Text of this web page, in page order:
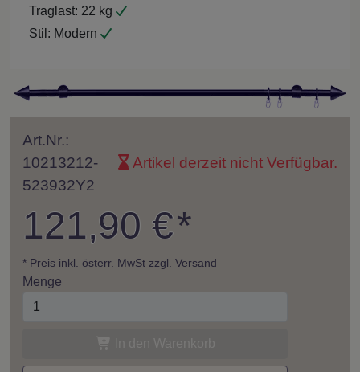
Traglast: 22 kg
Stil: Modern
Art.Nr.:
10213212-
523932Y2
Artikel derzeit nicht Verfügbar.
121,90 €*
* Preis inkl. österr. MwSt zzgl. Versand
Menge